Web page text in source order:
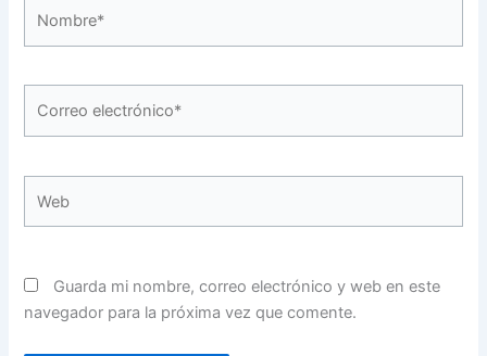
electrónico*
Guarda mi nombre, correo electrónico y web en este
navegador para la próxima vez que comente.